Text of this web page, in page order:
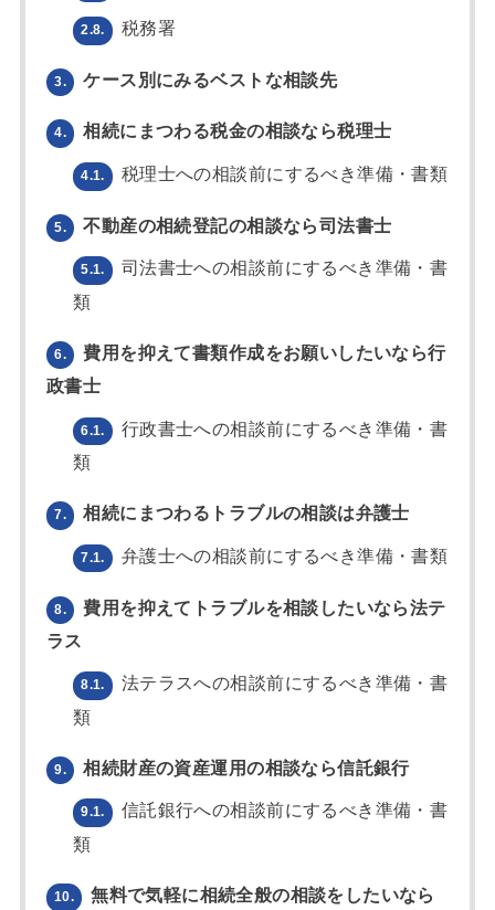
2.8. 税務署
3. ケース別にみるベストな相談先
4. 相続にまつわる税金の相談なら税理士
4.1. 税理士への相談前にするべき準備・書類
5. 不動産の相続登記の相談なら司法書士
5.1.
司法書士への相談前にするべき準備・書
類
6.
費用を抑えて書類作成をお願いしたいなら行
政書士
6.1.
行政書士への相談前にするべき準備・書
類
7. 相続にまつわるトラブルの相談は弁護士
7.1. 弁護士への相談前にするべき準備・書類
8.
費用を抑えてトラブルを相談したいなら法テ
ラス
8.1.
法テラスへの相談前にするべき準備・書
類
9. 相続財産の資産運用の相談なら信託銀行
9.1.
信託銀行への相談前にするべき準備・書
類
10.
無料で気軽に相続全般の相談をしたいなら